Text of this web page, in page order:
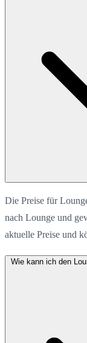
Die Preise für
nach Lounge und
aktuelle Preise und
Wie kann ich den